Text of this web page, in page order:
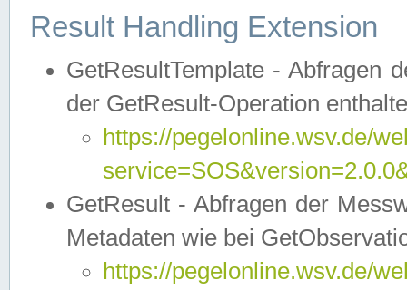
Result Handling Extension
GetResultTemplate - Abfragen
der GetResult-Operation
https://pegelonline.wsv.de/
GetResult - Abfragen der
Metadaten wie bei
https://pegelonline.wsv.de/